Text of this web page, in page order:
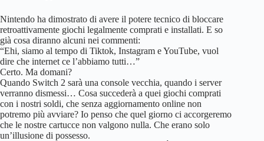
Nintendo ha dimostrato di avere il potere tecnico di bloccare
retroattivamente giochi legalmente comprati e installati. E so
già cosa diranno alcuni nei commenti:
“Ehi, siamo al tempo di Tiktok, Instagram e YouTube, vuol
dire che internet ce l’abbiamo tutti…”
Certo. Ma domani?
Quando Switch 2 sarà una console vecchia, quando i server
verranno dismessi… Cosa succederà a quei giochi comprati
con i nostri soldi, che senza aggiornamento online non
potremo più avviare? Io penso che quel giorno ci accorgeremo
che le nostre cartucce non valgono nulla. Che erano solo
un’illusione di possesso.